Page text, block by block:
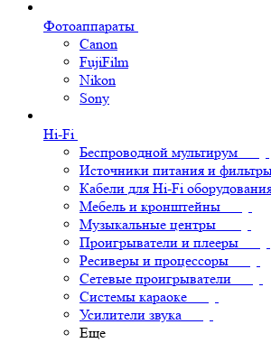
Фотоаппараты
Canon
FujiFilm
Nikon
Sony
Hi-Fi
Беспроводной мультирум
Источники питания и
Кабели для Hi-Fi
Мебель и кронштейны
Музыкальные центры
Проигрыватели и плееры
Ресиверы и процессоры
Сетевые проигрыватели
Системы караоке
Усилители звука
Еще